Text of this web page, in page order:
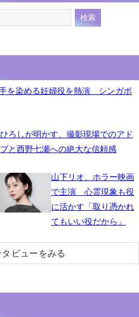
を染める妊婦役を熱演 シンガポ
ろしが明かす、撮影現場でのアド
ブと西野七瀬への絶大な信頼感
山下リオ、ホラー映画
で主演 心霊現象も役
に活かす「取り憑かれ
てもいい役だから」
ビューをみる